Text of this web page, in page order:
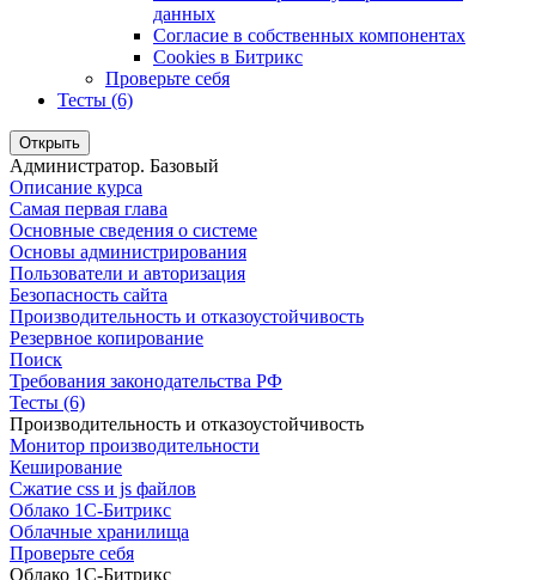
данных
Согласие в собственных компонентах
Cookies в Битрикс
Проверьте себя
Тесты (6)
Открыть
Администратор. Базовый
Описание курса
Самая первая глава
Основные сведения о системе
Основы администрирования
Пользователи и авторизация
Безопасность сайта
Производительность и отказоустойчивость
Резервное копирование
Поиск
Требования законодательства РФ
Тесты (6)
Производительность и отказоустойчивость
Монитор производительности
Кеширование
Сжатие css и js файлов
Облако 1С-Битрикс
Облачные хранилища
Проверьте себя
Облако 1С-Битрикс